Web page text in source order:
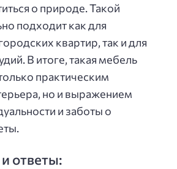
о природе. Такой
подходит как для
квартир, так и для
В итоге, такая мебель
практическим
но и выражением
и заботы о
ответы: